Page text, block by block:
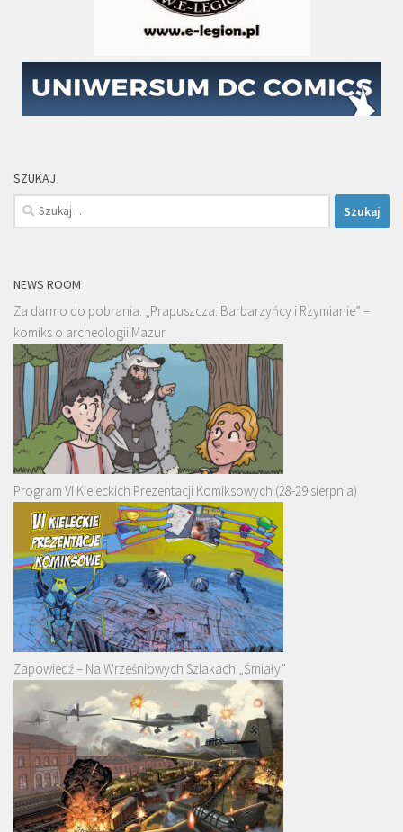
SZUKAJ
Szukaj:
NEWS ROOM
Za darmo do pobrania: „Prapuszcza. Barbarzyńcy i Rzymianie” –
komiks o archeologii Mazur
Program VI Kieleckich Prezentacji Komiksowych (28-29 sierpnia)
Zapowiedź – Na Wrześniowych Szlakach „Śmiały”